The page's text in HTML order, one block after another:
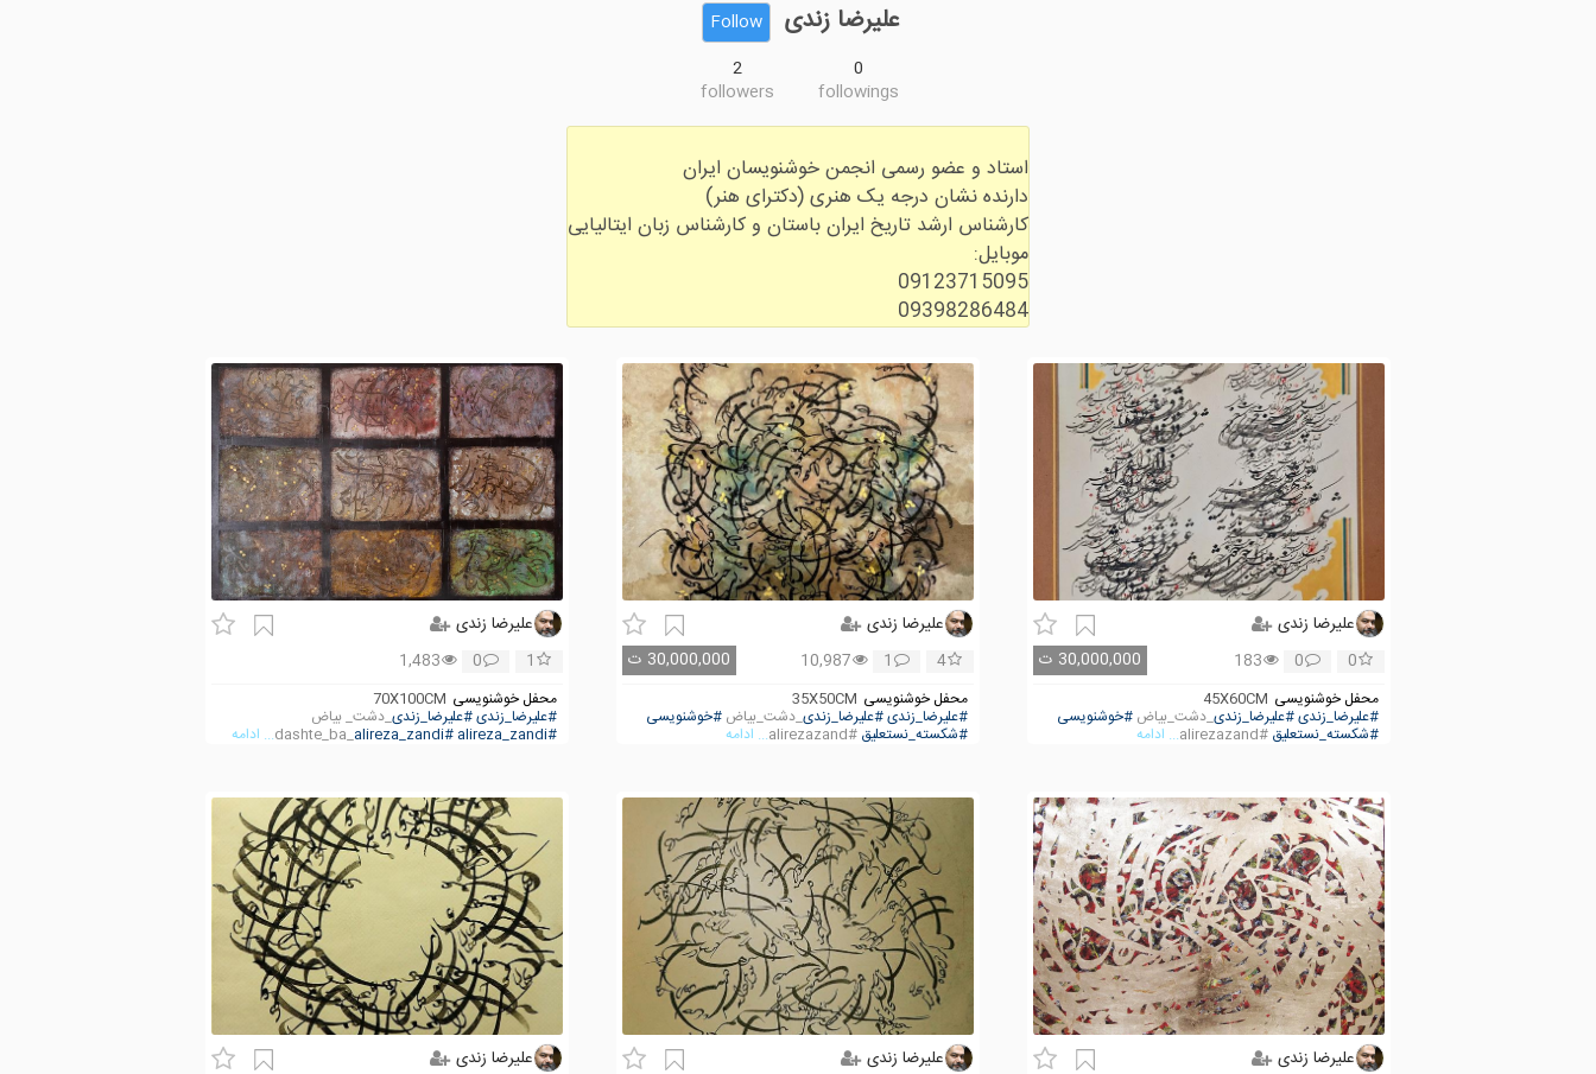
علیرضا زندی
Follow
0
followings
2
followers
09398286484
علیرضا زندی
30,000,000 ت 0
0
183
محفل خوشنویسی 45X60CM
#علیرضا_زندی#علیرضا_زندی_دشت_بیاض #خوشنویسی
#شکسته_نستعلیق #alirezazand ... ادامه
علیرضا زندی
30,000,000 ت 4
1
10,987
محفل خوشنویسی 35X50CM
#علیرضا_زندی#علیرضا_زندی_دشت_بیاض #خوشنویسی
#شکسته_نستعلیق #alirezazand ... ادامه
علیرضا زندی
1
0
1,483
محفل خوشنویسی 70X100CM
#علیرضا_زندی#علیرضا_زندی_دشت_ بیاض
#alireza_zandi
#alireza_zandi
_dashte_ba ... ادامه
علیرضا زندی
علیرضا زندی
علیرضا زندی